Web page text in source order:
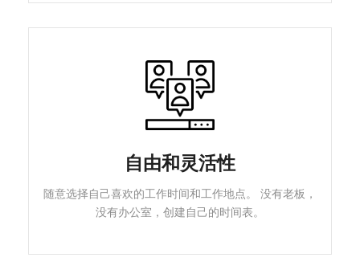
自由和灵活性
随意选择自己喜欢的工作时间和工作地点。 没有老板，
没有办公室，创建自己的时间表。